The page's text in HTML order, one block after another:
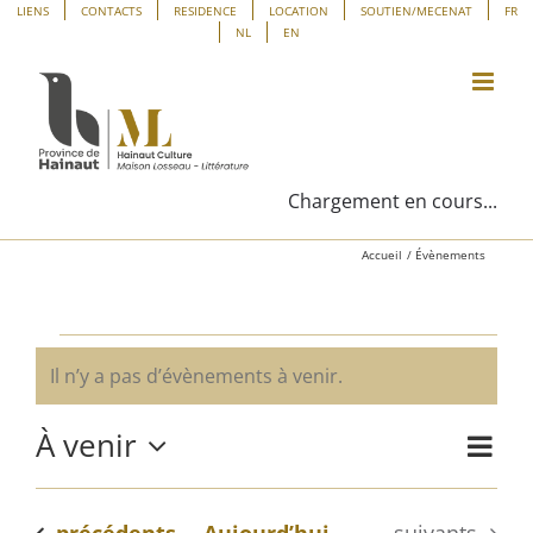
Panneau de gestion des cookies
Passer
contenu
LIENS CONTACTS RESIDENCE LOCATION SOUTIEN/MECENAT
FR
NL
EN
Chargement en cours...
Accueil Évènements
Évènements
Notice
Il n’y a pas d’évènements à venir.
Liste
À venir
Sélectionnez